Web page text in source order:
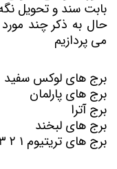
بابت سند و تحویل
حال به ذکر چند
می پردازیم
برج های لوکس سفید
برج های پارلمان
برج آترا
برج های لبخند
برج های تریتیوم ۱ ۲ ۳